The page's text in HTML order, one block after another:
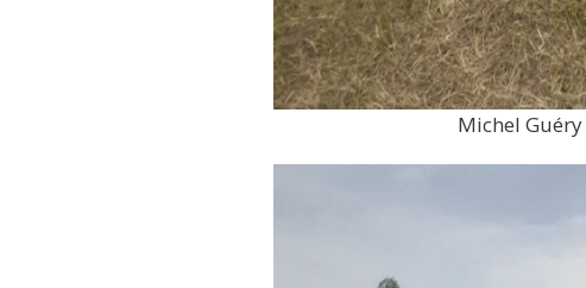
Michel